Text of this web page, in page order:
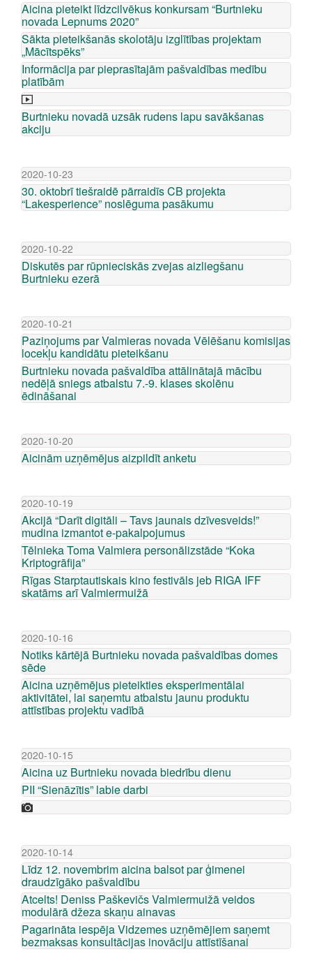
Aicina pieteikt līdzcilvēkus konkursam “Burtnieku
novada Lepnums 2020”
Sākta pieteikšanās skolotāju izglītības projektam
„Mācītspēks”
Informācija par pieprasītajām pašvaldības medību
platībām
Burtnieku novadā uzsāk rudens lapu savākšanas
akciju
2020-10-23
30. oktobrī tiešraidē pārraidīs CB projekta
“Lakesperience” noslēguma pasākumu
2020-10-22
Diskutēs par rūpnieciskās zvejas aizliegšanu
Burtnieku ezerā
2020-10-21
Paziņojums par Valmieras novada Vēlēšanu komisijas
locekļu kandidātu pieteikšanu
Burtnieku novada pašvaldība attālinātajā mācību
nedēļā sniegs atbalstu 7.-9. klases skolēnu
ēdināšanai
2020-10-20
Aicinām uzņēmējus aizpildīt anketu
2020-10-19
Akcijā “Darīt digitāli – Tavs jaunais dzīvesveids!”
mudina izmantot e-pakalpojumus
Tēlnieka Toma Valmiera personālizstāde “Koka
Kriptogrāfija”
Rīgas Starptautiskais kino festivāls jeb RIGA IFF
skatāms arī Valmiermuižā
2020-10-16
Notiks kārtējā Burtnieku novada pašvaldības domes
sēde
Aicina uzņēmējus pieteikties eksperimentālai
aktivitātei, lai saņemtu atbalstu jaunu produktu
attīstības projektu vadībā
2020-10-15
Aicina uz Burtnieku novada biedrību dienu
PII “Sienāzītis” labie darbi
2020-10-14
Līdz 12. novembrim aicina balsot par ģimenei
draudzīgāko pašvaldību
Atcelts! Deniss Paškevičs Valmiermuižā veidos
modulārā džeza skaņu ainavas
Pagarināta iespēja Vidzemes uzņēmējiem saņemt
bezmaksas konsultācijas inovāciju attīstīšanai